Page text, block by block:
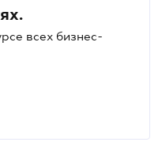
всех бизнес-